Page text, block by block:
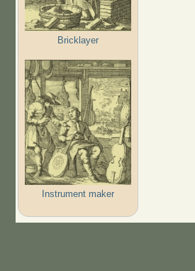
Bricklayer
Instrument maker